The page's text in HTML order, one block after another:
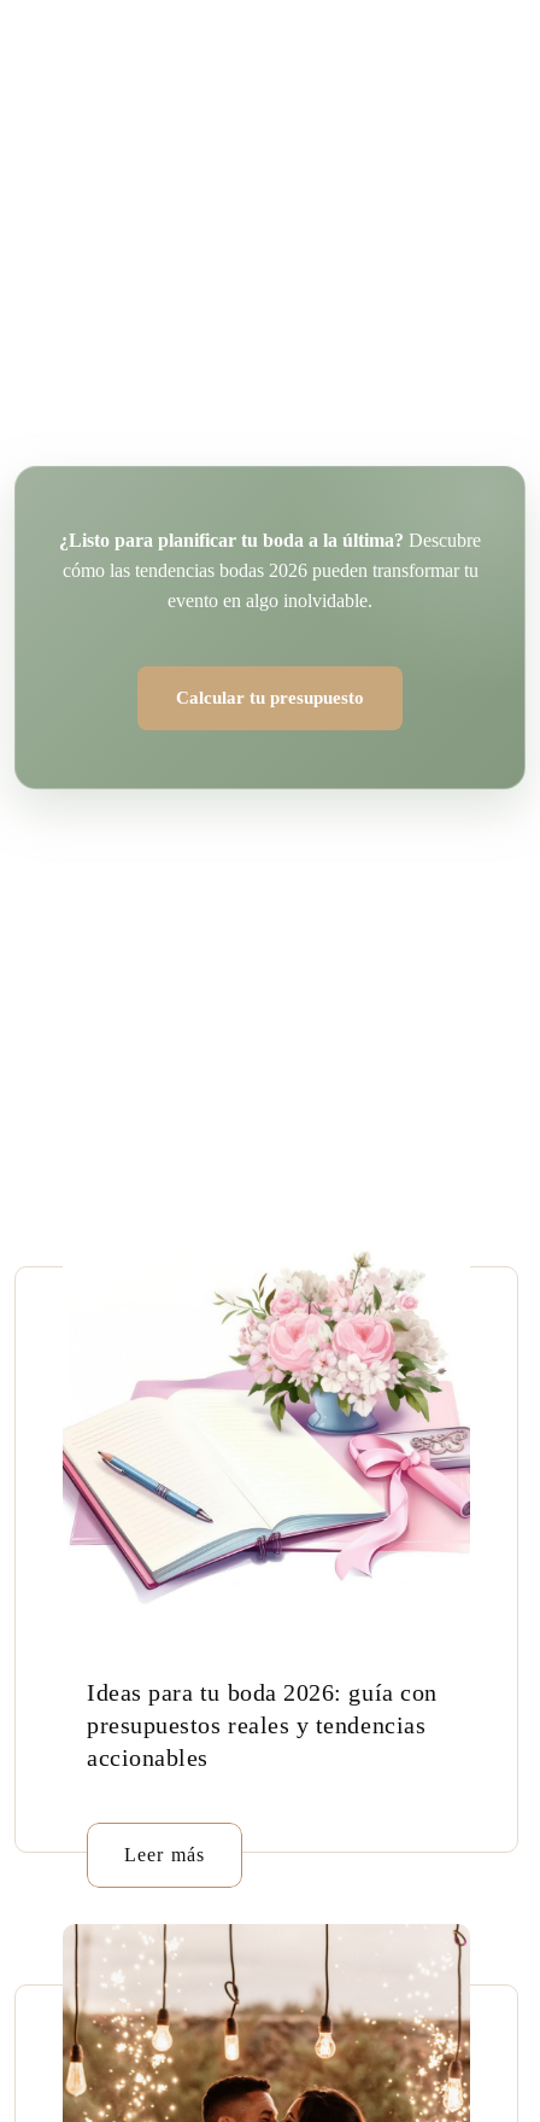
¿Listo para planificar tu boda a la última? Descubre
cómo las tendencias bodas2026 pueden transformar tu
evento en algo inolvidable.
Calcular tu presupuesto
Ideas para tu boda 2026: guía con
presupuestos reales y tendencias
accionables
Leer más